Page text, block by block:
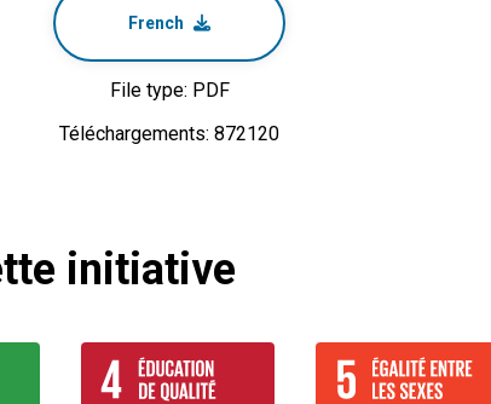
French
File type: PDF
Téléchargements: 872120
initiative